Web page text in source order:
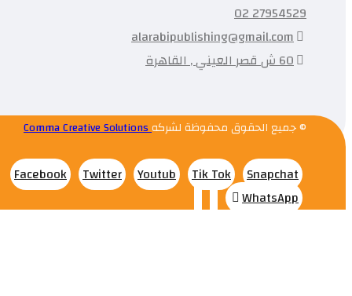
27954529 02
alarabipublishing@gmail.com
60 ش قصر العيني , القاهرة
© جميع الحقوق محفوظة لشركهComma Creative Solutions
Facebook Twitter Youtub Tik Tok
Snapchat
WhatsApp